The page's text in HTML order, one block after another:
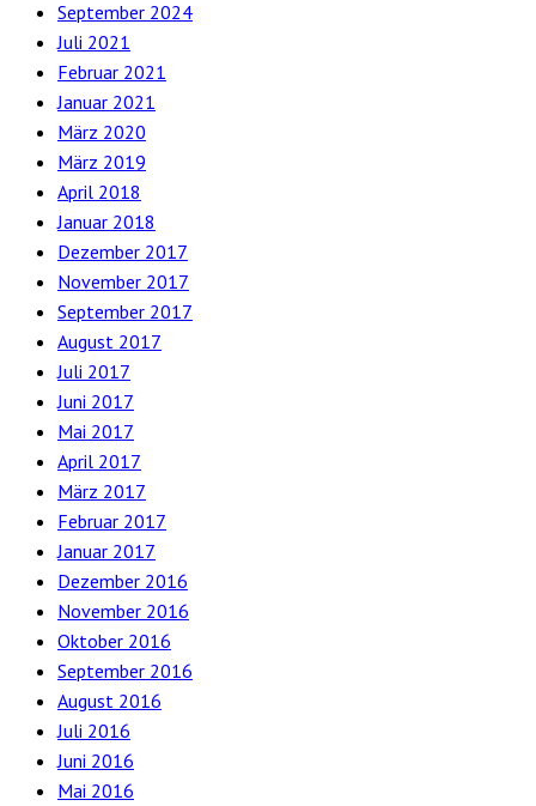
September 2024
Juli 2021
Februar 2021
Januar 2021
März 2020
März 2019
April 2018
Januar 2018
Dezember 2017
November 2017
September 2017
August 2017
Juli 2017
Juni 2017
Mai 2017
April 2017
März 2017
Februar 2017
Januar 2017
Dezember 2016
November 2016
Oktober 2016
September 2016
August 2016
Juli 2016
Juni 2016
Mai 2016